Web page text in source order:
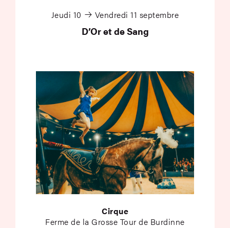
Jeudi 10 Vendredi 11 septembre
D’Or et de Sang
Cirque
Ferme de la Grosse Tour de Burdinne